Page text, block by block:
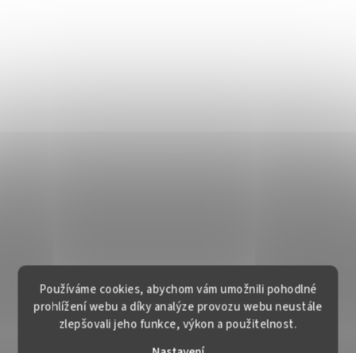
Používáme cookies, abychom vám umožnili pohodlné
prohlížení webu a díky analýze provozu webu neustále
zlepšovali jeho funkce, výkon a použitelnost.